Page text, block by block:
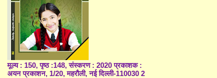
मूल्य : 150, पृष्ठ :148, संस्करण : 2020 प्रकाशक :
अयन प्रकाशन, 1/20, महरौली, नई दिल्ली-110030 2